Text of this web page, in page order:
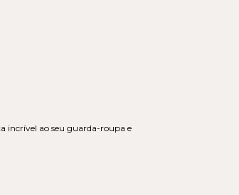
incrível ao seu guarda-roupa e